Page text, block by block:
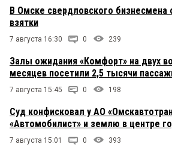
В Омске свердловского бизнесмена
взятки
7 августа 16:30 0 239
Залы ожидания «Комфорт» на двух
месяцев посетили 2,5 тысячи
7 августа 15:45 0 198
Суд конфисковал у АО
«Автомобилист» и землю в центре
7 августа 15:01 0 393